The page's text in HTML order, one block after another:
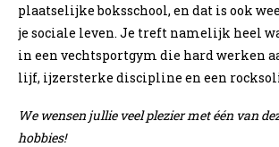
plaatselijke boksschool, en dat is ook
je sociale leven. Je treft namelijk heel
in een vechtsportgym die hard werken
lijf, ijzersterke discipline en een
We wensen jullie veel plezier met één van
hobbies!